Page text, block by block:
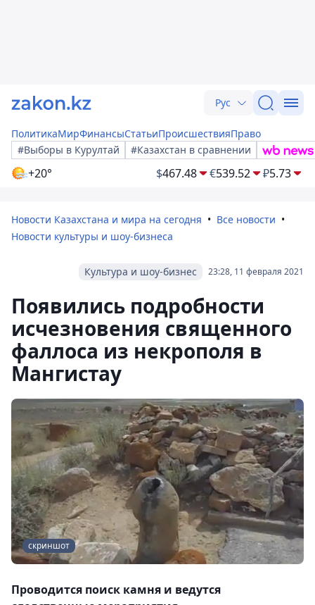
Рус
ПолитикаМирФинансыСтатьиПроисшествияПраво
#Выборы в Курултай
#Казахстан в сравнении
+20° $467.48 €539.52 ₽5.73
Новости Казахстана и мира на сегодня
Все новости
Новости культуры и шоу-бизнеса
23:28, 11 февраля 2021
Культура и шоу-бизнес
Появились подробности
исчезновения священного
фаллоса из некрополя в
Мангистау
скриншот
Проводится поиск камня и ведутся